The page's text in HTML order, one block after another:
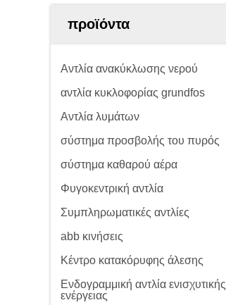
προϊόντα
Αντλία ανακύκλωσης νερού
αντλία κυκλοφορίας grundfos
Αντλία λυμάτων
σύστημα προσβολής του πυρός
σύστημα καθαρού αέρα
Φυγοκεντρική αντλία
Συμπληρωματικές αντλίες
abb κινήσεις
Κέντρο κατακόρυφης άλεσης
Ενδογραμμική αντλία ενισχυτικής
ενέργειας